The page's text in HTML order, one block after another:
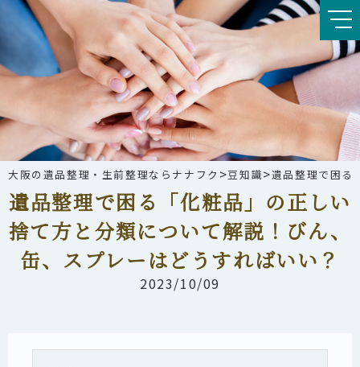
大阪の遺品整理・生前整理ならナナフク >豆知識>遺品整理で困る
遺品整理で困る「化粧品」の正しい
捨て方と分類について解説！びん、
缶、スプレーはどうすればいい？
2023/10/09